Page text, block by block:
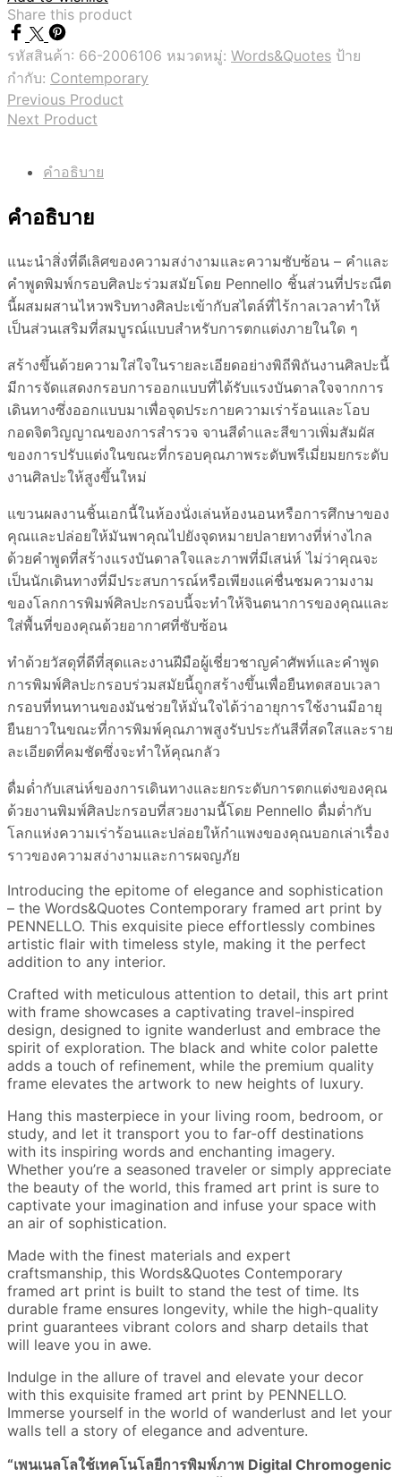
Share this product
รหัสสินค้า: 66-2006106 หมวดหมู่: Words&Quotes ป้าย
กำกับ: Contemporary
Previous Product
Next Product
คำอธิบาย
คำอธิบาย
แนะนำสิ่งที่ดีเลิศของความสง่างามและความซับซ้อน – คำและ
คำพูดพิมพ์กรอบศิลปะร่วมสมัยโดย Pennello ชิ้นส่วนที่ประณีต
นี้ผสมผสานไหวพริบทางศิลปะเข้ากับสไตล์ที่ไร้กาลเวลาทำให้
เป็นส่วนเสริมที่สมบูรณ์แบบสำหรับการตกแต่งภายในใด ๆ
สร้างขึ้นด้วยความใส่ใจในรายละเอียดอย่างพิถีพิถันงานศิลปะนี้
มีการจัดแสดงกรอบการออกแบบที่ได้รับแรงบันดาลใจจากการ
เดินทางซึ่งออกแบบมาเพื่อจุดประกายความเร่าร้อนและโอบ
กอดจิตวิญญาณของการสำรวจ จานสีดำและสีขาวเพิ่มสัมผัส
ของการปรับแต่งในขณะที่กรอบคุณภาพระดับพรีเมี่ยมยกระดับ
งานศิลปะให้สูงขึ้นใหม่
แขวนผลงานชิ้นเอกนี้ในห้องนั่งเล่นห้องนอนหรือการศึกษาของ
คุณและปล่อยให้มันพาคุณไปยังจุดหมายปลายทางที่ห่างไกล
ด้วยคำพูดที่สร้างแรงบันดาลใจและภาพที่มีเสน่ห์ ไม่ว่าคุณจะ
เป็นนักเดินทางที่มีประสบการณ์หรือเพียงแค่ชื่นชมความงาม
ของโลกการพิมพ์ศิลปะกรอบนี้จะทำให้จินตนาการของคุณและ
ใส่พื้นที่ของคุณด้วยอากาศที่ซับซ้อน
ทำด้วยวัสดุที่ดีที่สุดและงานฝีมือผู้เชี่ยวชาญคำศัพท์และคำพูด
การพิมพ์ศิลปะกรอบร่วมสมัยนี้ถูกสร้างขึ้นเพื่อยืนทดสอบเวลา
กรอบที่ทนทานของมันช่วยให้มั่นใจได้ว่าอายุการใช้งานมีอายุ
ยืนยาวในขณะที่การพิมพ์คุณภาพสูงรับประกันสีที่สดใสและราย
ละเอียดที่คมชัดซึ่งจะทำให้คุณกลัว
ดื่มด่ำกับเสน่ห์ของการเดินทางและยกระดับการตกแต่งของคุณ
ด้วยงานพิมพ์ศิลปะกรอบที่สวยงามนี้โดย Pennello ดื่มด่ำกับ
โลกแห่งความเร่าร้อนและปล่อยให้กำแพงของคุณบอกเล่าเรื่อง
ราวของความสง่างามและการผจญภัย
Introducing the epitome of elegance and sophistication
– the Words&Quotes Contemporary framed art print by
PENNELLO. This exquisite piece effortlessly combines
artistic flair with timeless style, making it the perfect
addition to any interior.
Crafted with meticulous attention to detail, this art print
with frame showcases a captivating travel-inspired
design, designed to ignite wanderlust and embrace the
spirit of exploration. The black and white color palette
adds a touch of refinement, while the premium quality
frame elevates the artwork to new heights of luxury.
Hang this masterpiece in your living room, bedroom, or
study, and let it transport you to far-off destinations
with its inspiring words and enchanting imagery.
Whether you’re a seasoned traveler or simply appreciate
the beauty of the world, this framed art print is sure to
captivate your imagination and infuse your space with
an air of sophistication.
Made with the finest materials and expert
craftsmanship, this Words&Quotes Contemporary
framed art print is built to stand the test of time. Its
durable frame ensures longevity, while the high-quality
print guarantees vibrant colors and sharp details that
will leave you in awe.
Indulge in the allure of travel and elevate your decor
with this exquisite framed art print by PENNELLO.
Immerse yourself in the world of wanderlust and let your
walls tell a story of elegance and adventure.
“เพนเนลโลใช้เทคโนโลยีการพิมพ์ภาพ Digital Chromogenic